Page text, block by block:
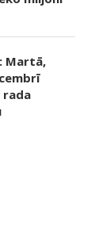
Martā,
rada